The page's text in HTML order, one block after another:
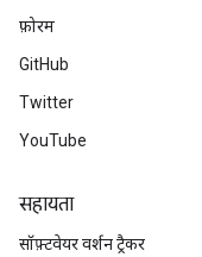
फ़ोरम
GitHub
Twitter
YouTube
सहायता
सॉफ़्टवेयर वर्शन ट्रैकर